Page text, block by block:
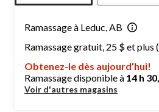
Ramassage à Leduc, AB
Ramassage gratuit, 25 $ et plus
Obtenez-le dès aujourd’hui!
Ramassage disponible à 14 h
Voir d'autres magasins